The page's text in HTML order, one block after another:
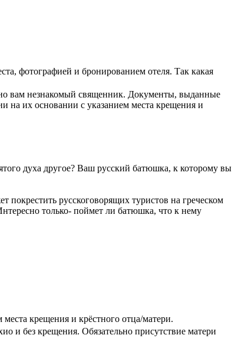
фотографией и бронированием отеля. Так какая
вам незнакомый священник. Документы, выданные
на их основании с указанием места крещения и
духа другое? Ваш русский батюшка, к которому вы
русскоговорящих туристов на греческом
только- поймет ли батюшка, что к нему
крещения и крёстного отца/матери.
и без крещения. Обязательно присутствие матери